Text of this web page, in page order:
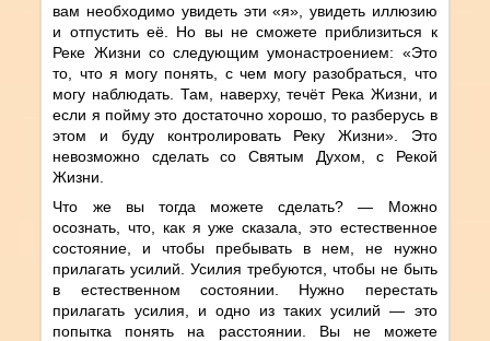
вам необходимо увидеть эти «я», увидеть иллюзию
и отпустить её. Но вы не сможете приблизиться к
Реке Жизни со следующим умонастроением: «Это
то, что я могу понять, с чем могу разобраться, что
могу наблюдать. Там, наверху, течёт Река Жизни, и
если я пойму это достаточно хорошо, то разберусь в
этом и буду контролировать Реку Жизни». Это
невозможно сделать со Святым Духом, с Рекой
Жизни.
Что же вы тогда можете сделать? — Можно
осознать, что, как я уже сказала, это естественное
состояние, и чтобы пребывать в нем, не нужно
прилагать усилий. Усилия требуются, чтобы не быть
в естественном состоянии. Нужно перестать
прилагать усилия, и одно из таких усилий — это
попытка понять на расстоянии. Вы не можете